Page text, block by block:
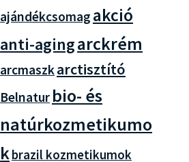
ajándékcsomag akció
anti-agingarckrém
arcmaszkarctisztító
Belnatur bio- és
natúrkozmetikumo
kbrazil kozmetikumok